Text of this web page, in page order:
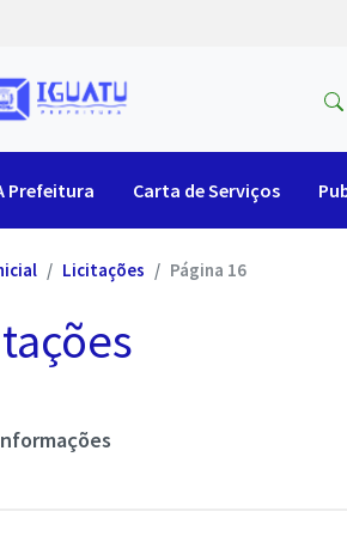
Prefeitura Carta de Serviços
Licitações Página 16